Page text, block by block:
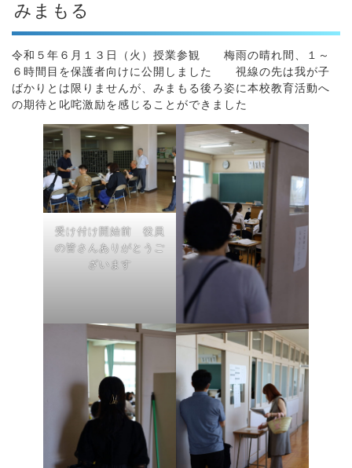
みまもる
令和５年６月１３日（火）授業参観 梅雨の晴れ間、１～
６時間目を保護者向けに公開しました 視線の先は我が子
ばかりとは限りませんが、みまもる後ろ姿に本校教育活動へ
の期待と叱咤激励を感じることができました
受け付け開始前 役員
の皆さんありがとうご
ざいます